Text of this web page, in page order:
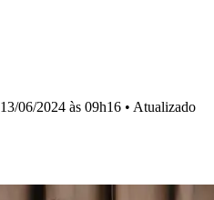
13/06/2024 às 09h16 • Atualizado